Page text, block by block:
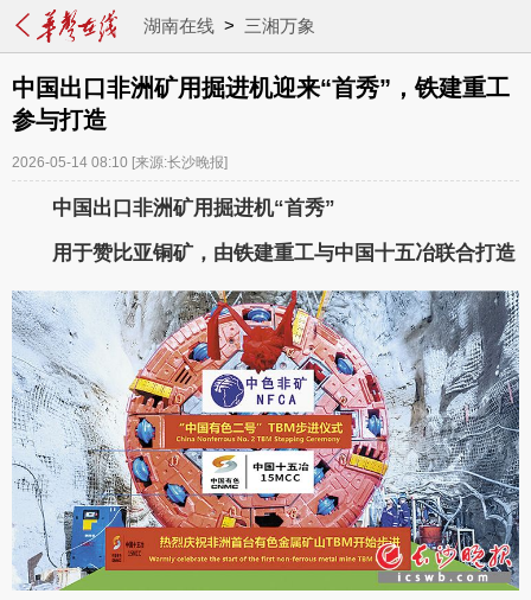
湖南在线> 三湘万象
中国出口非洲矿用掘进机迎来“首秀”，铁建重工
参与打造
2026-05-14 08:10 [来源:长沙晚报]
中国出口非洲矿用掘进机“首秀”
用于赞比亚铜矿，由铁建重工与中国十五冶联合打造